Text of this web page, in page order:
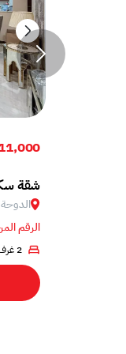
11,000
شقة
الدوحة
الرقم
2 غرف